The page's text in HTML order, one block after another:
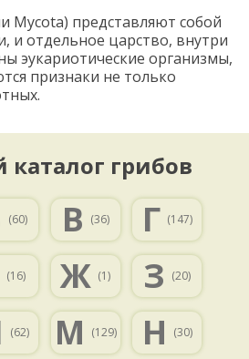
Mycota) представляют собой
и отдельное царство, внутри
эукариотические организмы,
признаки не только
грибов
(60) В (36) Г (147)
(16) Ж (1) З (20)
(62) М (129) Н (30)